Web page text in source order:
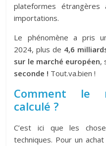
plateformes
importations.
Le phénomène a pris
2024, plus de 4,6
sur le marché européen,
seconde ! Tout.va.bien !
Comment le
calculé ?
C’est ici que les
techniques. Pour un